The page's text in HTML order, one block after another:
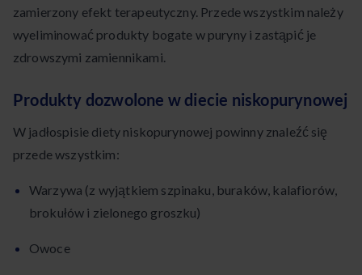
zamierzony efekt terapeutyczny. Przede wszystkim należy
wyeliminować produkty bogate w puryny i zastąpić je
zdrowszymi zamiennikami.
Produkty dozwolone w diecie niskopurynowej
W jadłospisie diety niskopurynowej powinny znaleźć się
przede wszystkim:
Warzywa (z wyjątkiem szpinaku, buraków, kalafiorów,
brokułów i zielonego groszku)
Owoce